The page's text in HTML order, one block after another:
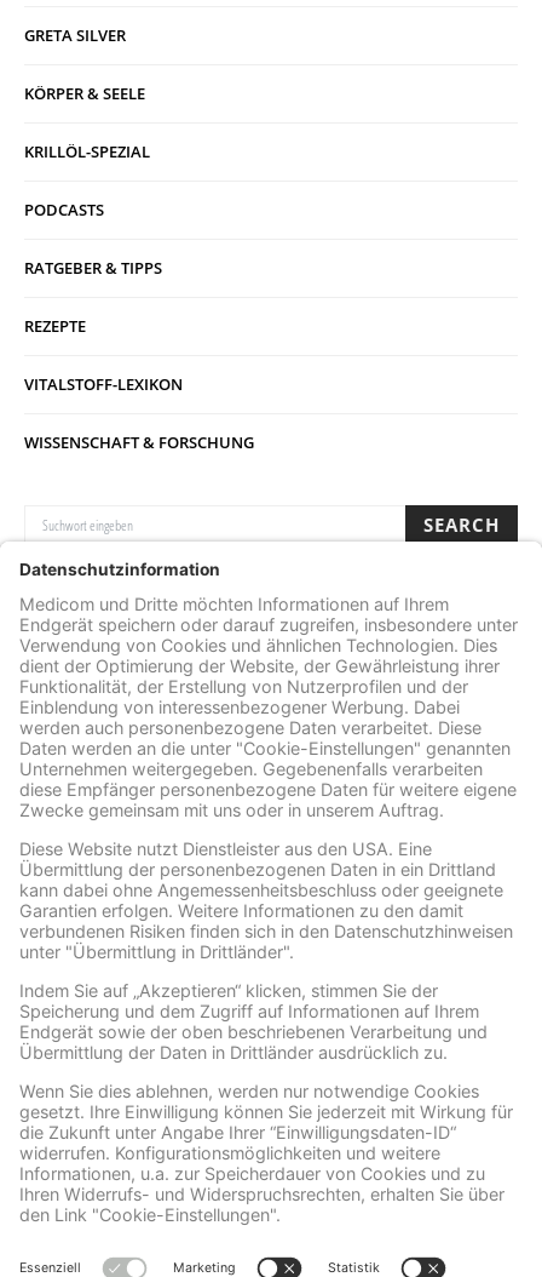
GRETA SILVER
KÖRPER & SEELE
KRILLÖL-SPEZIAL
PODCASTS
RATGEBER & TIPPS
REZEPTE
VITALSTOFF-LEXIKON
WISSENSCHAFT & FORSCHUNG
SUCHE NACH: SEARCH
Archive
ARCHIVE
Facebook
Wir benötigen Ihre Zustimmung, um den Facebook
Social Plugins-Service zu laden!
Wir verwenden Facebook Social Plugins, um
Inhalte einzubetten. Dieser Service kann
Daten zu Ihren Aktivitäten sammeln. Bitte
lesen Sie die Details durch und stimmen Sie
der Nutzung des Service zu, um diese
Inhalte anzuzeigen.
Mehr Informationen
Akzeptieren